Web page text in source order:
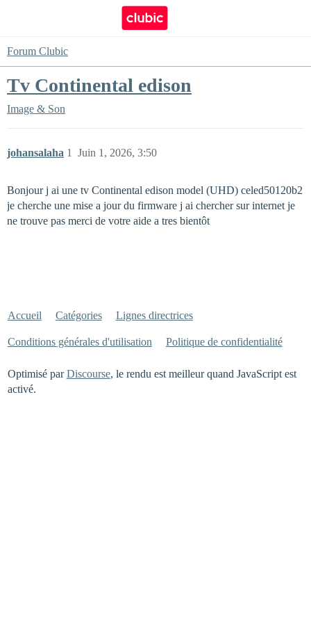
Forum Clubic
Tv Continental edison
Image & Son
johansalaha Juin 1, 2026, 3:50
1
Bonjour j ai une tv Continental edison model (UHD) celed50120b2
je cherche une mise a jour du firmware j ai chercher sur internet je
ne trouve pas merci de votre aide a tres bientôt
Accueil Catégories Lignes directrices
Conditions générales d'utilisation Politique de confidentialité
Optimisé parDiscourse, le rendu est meilleur quand JavaScript est
activé.